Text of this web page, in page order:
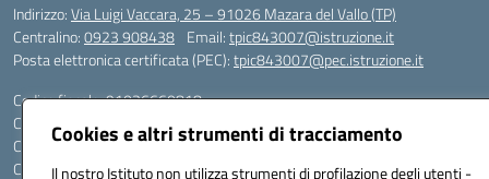
Cookies e altri strumenti di tracciamento
Il nostro Istituto non utilizza strumenti di profilazione degli utenti -
Indirizzo:Via Luigi Vaccara, 25 – 91026 Mazara del Vallo (TP)
Centralino:0923 908438 Email:tpic843007@istruzione.it
Posta elettronica certificata (PEC):tpic843007@pec.istruzione.it
Codice fiscale: 91036660818
Codice meccanografico: tpic843007
Codice Indice delle Pubbliche Amministrazioni (IPA): icggp
Codice unico di fatturazione (CUF): UFYPS3